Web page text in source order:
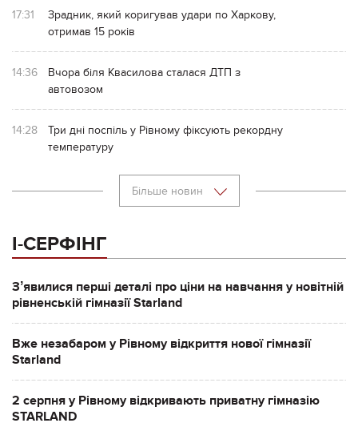
17:31
Зрадник, який коригував удари по Харкову,
отримав 15 років
14:36
Вчора біля Квасилова сталася ДТП з
автовозом
14:28
Три дні поспіль у Рівному фіксують рекордну
температуру
Більше новин
І-СЕРФІНГ
Зʼявилися перші деталі про ціни на навчання у новітній
рівненській гімназії Starland
Вже незабаром у Рівному відкриття нової гімназії
Starland
2 серпня у Рівному відкривають приватну гімназію
STARLAND